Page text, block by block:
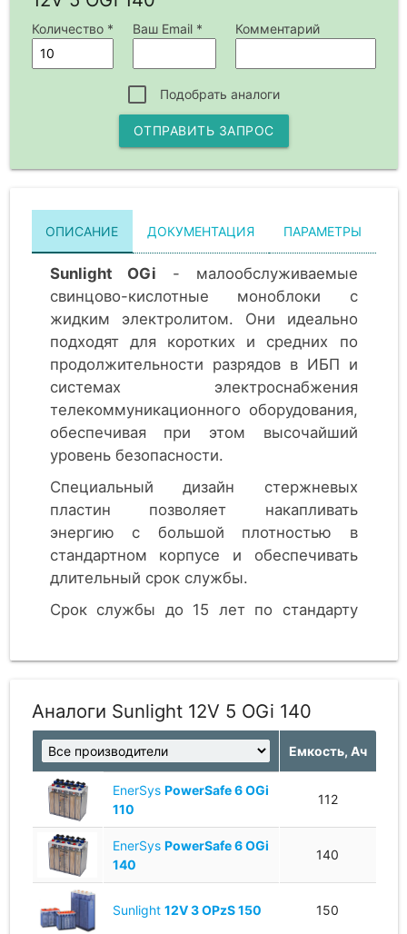
Количество * Ваш Email * Комментарий
Подобрать аналоги
ОТПРАВИТЬ ЗАПРОС
ОПИСАНИЕ ДОКУМЕНТАЦИЯ ПАРАМЕТРЫ
Sunlight OGi - малообслуживаемые
свинцово-кислотные моноблоки с
жидким электролитом. Они идеально
подходят для коротких и средних по
продолжительности разрядов в ИБП и
системах электроснабжения
телекоммуникационного оборудования,
обеспечивая при этом высочайший
уровень безопасности.
Специальный дизайн стержневых
пластин позволяет накапливать
энергию с большой плотностью в
стандартном корпусе и обеспечивать
длительный срок службы.
Срок службы до 15 лет по стандарту
Аналоги Sunlight 12V 5 OGi 140
Емкость, Ач
EnerSys PowerSafe 6 OGi
110
112
EnerSys PowerSafe 6 OGi
140
140
Sunlight 12V 3 OPzS 150 150